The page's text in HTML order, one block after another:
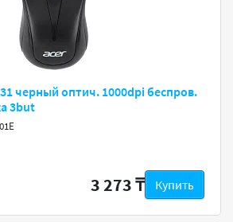
черный оптич. 1000dpi беспров.
3but
3 273 ₸ Купить